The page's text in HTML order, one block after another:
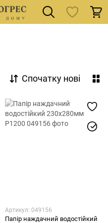
Спочатку нові
Артикул: 049156
Папір наждачний водостійкий